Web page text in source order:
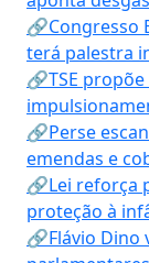
🔗Congresso
terá palestra
🔗TSE
🔗Perse
emendas e
🔗Lei reforça
proteção à
🔗Flávio Dino